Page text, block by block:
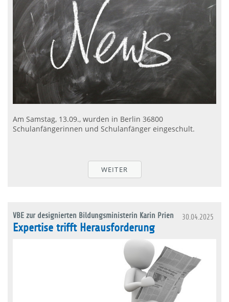
Am Samstag, 13.09., wurden in Berlin 36800
Schulanfängerinnen und Schulanfänger eingeschult.
WEITER
30.04.2025
VBE zur designierten Bildungsministerin Karin Prien
Expertise trifft Herausforderung